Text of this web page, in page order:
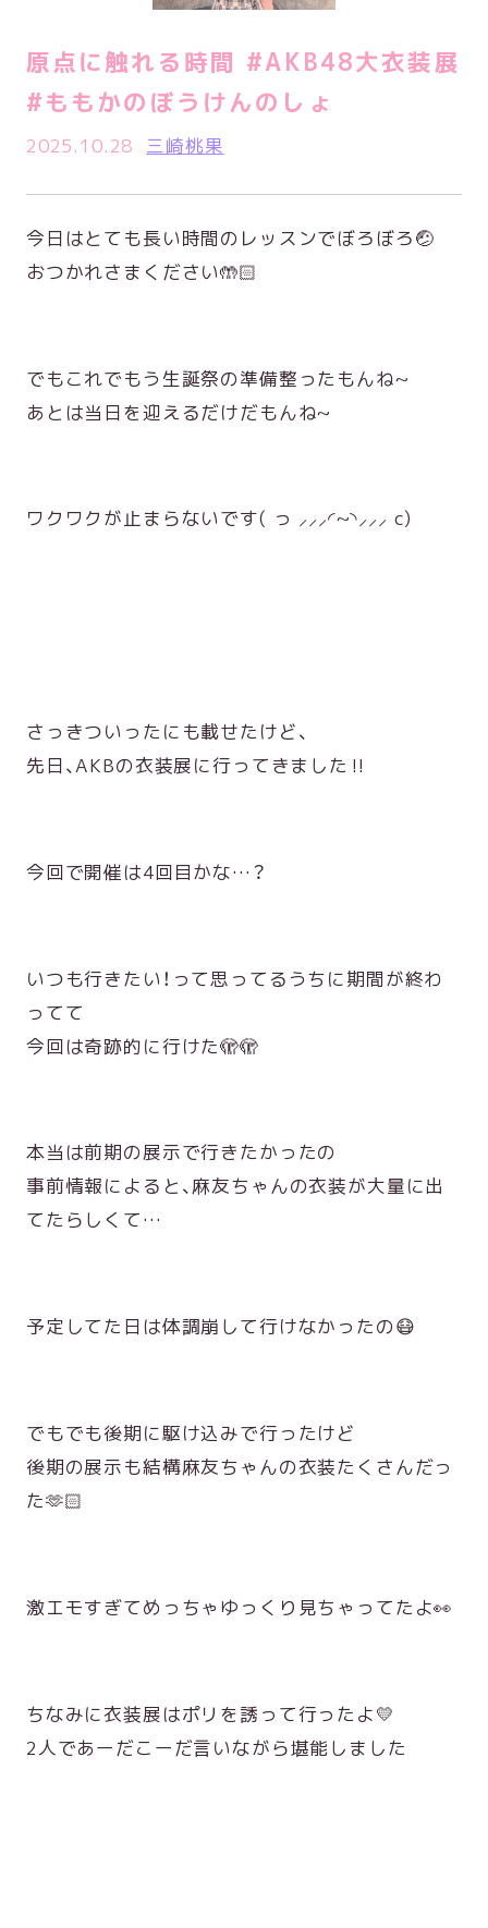
原点に触れる時間 #AKB48大衣装展
#ももかのぼうけんのしょ
2025.10.28 三崎桃果
今日はとても長い時間のレッスンでぼろぼろ🤕
おつかれさまください🤲🏻
でもこれでもう生誕祭の準備整ったもんね~
あとは当日を迎えるだけだもんね~
ワクワクが止まらないです( っ ⸝⸝⸝◜~◝⸝⸝⸝ c)
さっきついったにも載せたけど、
先日、AKBの衣装展に行ってきました‼︎
今回で開催は4回目かな…？
いつも行きたい！って思ってるうちに期間が終わ
ってて
今回は奇跡的に行けた🫣🫣
本当は前期の展示で行きたかったの
事前情報によると、麻友ちゃんの衣装が大量に出
てたらしくて…
予定してた日は体調崩して行けなかったの😷
でもでも後期に駆け込みで行ったけど
後期の展示も結構麻友ちゃんの衣装たくさんだっ
た🫶🏻
激エモすぎてめっちゃゆっくり見ちゃってたよ👀
ちなみに衣装展はポリを誘って行ったよ💛
2人であーだこーだ言いながら堪能しました